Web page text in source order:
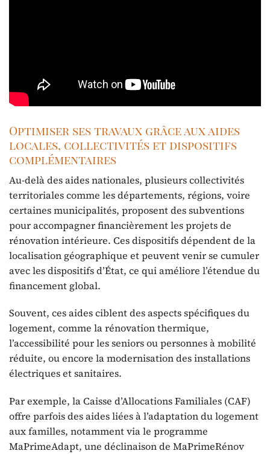
Optimiser ses travaux grâce aux aides
locales, collectivités et dispositifs
complémentaires
Au-delà des aides nationales, plusieurs collectivités
territoriales comme les départements, régions, voire
certaines municipalités, proposent des subventions
pour accompagner financièrement les projets de
rénovation intérieure. Ces dispositifs dépendent de la
localisation géographique et peuvent venir se cumuler
avec les dispositifs d’État, ce qui améliore l’étendue du
financement global.
Souvent, ces aides ciblent des aspects spécifiques du
logement, comme la rénovation thermique,
l’accessibilité pour les seniors ou personnes à mobilité
réduite, ou encore la modernisation des installations
électriques et sanitaires.
Par exemple, la Caisse d’Allocations Familiales (CAF)
offre parfois des aides liées à l’adaptation du logement
aux familles, notamment via le programme
MaPrimeAdapt, une déclinaison de MaPrimeRénov